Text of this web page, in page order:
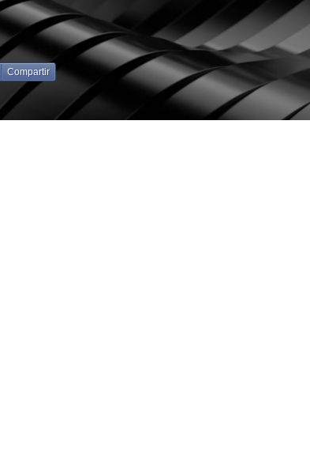
Compartir